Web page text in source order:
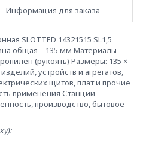
Информация для заказа
SLOTTED 14321515 SL1,5
общая – 135 мм Материалы
(рукоять) Размеры: 135 ×
устройств и агрегатов,
щитов, плат и прочие
применения Станции
производство, бытовое